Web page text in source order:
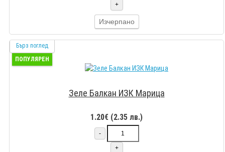
+
Изчерпано
Бърз поглед
ПОПУЛЯРЕН
Зеле Балкан ИЗК Марица
1.20€ (2.35 лв.)
-
+